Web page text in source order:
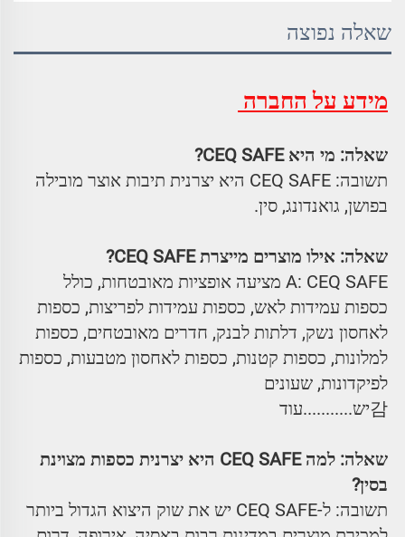
שאלה נפוצה
מידע על החברה
שאלה: מי היא CEQ SAFE?
בפושן, גואנדונג, סין.
שאלה: אילו מוצרים מייצרת CEQ SAFE?
לפיקדונות, שעונים
감יש...........עוד
בסין?